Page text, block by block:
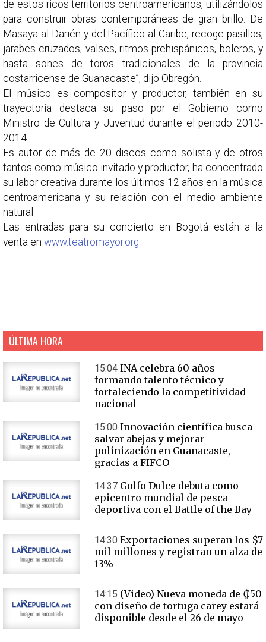
de estos ricos territorios centroamericanos, utilizándolos
para construir obras contemporáneas de gran brillo. De
Masaya al Darién y del Pacífico al Caribe, recoge pasillos,
jarabes cruzados, valses, ritmos prehispánicos, boleros, y
hasta sones de toros tradicionales de la provincia
costarricense de Guanacaste”, dijo Obregón.
El músico es compositor y productor, también en su
trayectoria destaca su paso por el Gobierno como
Ministro de Cultura y Juventud durante el periodo 2010-
2014.
Es autor de más de 20 discos como solista y de otros
tantos como músico invitado y productor, ha concentrado
su labor creativa durante los últimos 12 años en la música
centroamericana y su relación con el medio ambiente
natural.
Las entradas para su concierto en Bogotá están a la
venta en www.teatromayor.org
ÚLTIMA HORA
15:04 INA celebra 60 años
formando talento técnico y
fortaleciendo la competitividad
nacional
15:00 Innovación científica busca
salvar abejas y mejorar
polinización en Guanacaste,
gracias a FIFCO
14:37 Golfo Dulce debuta como
epicentro mundial de pesca
deportiva con el Battle of the Bay
14:30 Exportaciones superan los $7
mil millones y registran un alza de
13%
14:15 (Video) Nueva moneda de ₡50
con diseño de tortuga carey estará
disponible desde el 26 de mayo